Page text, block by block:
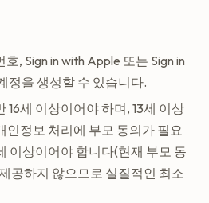
, Sign in with Apple 또는 Sign in
정을 생성할 수 있습니다.
16세 이상이어야 하며, 13세 이상
인정보 처리에 부모 동의가 필요
이상이어야 합니다(현재 부모 동
공하지 않으므로 실질적인 최소